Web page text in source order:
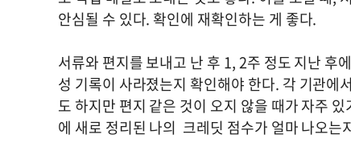
안심될 수 있다. 확인에 재확인하는 게 좋다.
서류와 편지를 보내고 난 후 1, 2주 정도 지난 후
성 기록이 사라졌는지 확인해야 한다. 각 기관에
도 하지만 편지 같은 것이 오지 않을 때가 자주
에 새로 정리된 나의 크레딧 점수가 얼마 나오는